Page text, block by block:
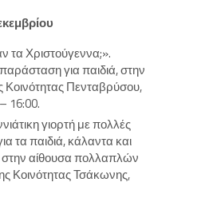
τα Χριστούγεννα;».
για παιδιά, στην
Κοινότητας Πενταβρύσου,
16:00.
γιορτή με πολλές
τα παιδιά, κάλαντα και
στην αίθουσα πολλαπλών
Κοινότητας Τσάκωνης,